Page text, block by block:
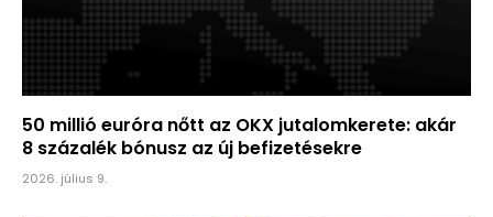
50 millió euróra nőtt az OKX jutalomkerete: akár
8 százalék bónusz az új befizetésekre
2026. július 9.